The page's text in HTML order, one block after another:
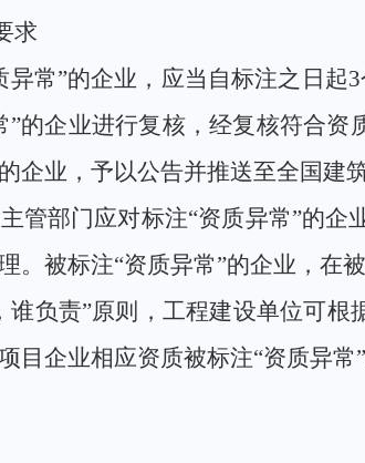
求
异常”的企业，应当自标注之日起
”的企业进行复核，经复核符合
企业，予以公告并推送至全国建
管部门应对标注“资质异常”的企
。被标注“资质异常”的企业，在
谁负责”原则，工程建设单位可
目企业相应资质被标注“资质异